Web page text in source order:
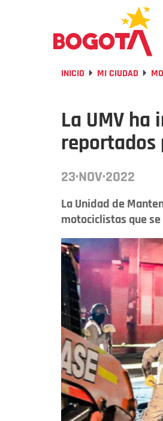
INICIO MI CIUDAD
La UMV
23·NOV·2022
La Unidad de
motociclistas que